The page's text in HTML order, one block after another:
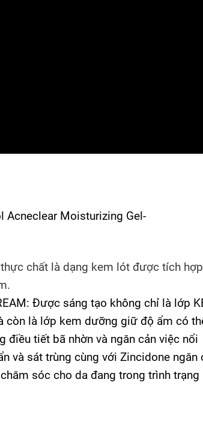
thực chất là dạng kem lót được tích
Được sáng tạo không chỉ là lớp
còn là lớp kem dưỡng giữ độ ẩm có
điều tiết bã nhờn và ngăn cản việc nổi
và sát trùng cùng với Zincidone ngăn
sóc cho da đang trong trình trạng